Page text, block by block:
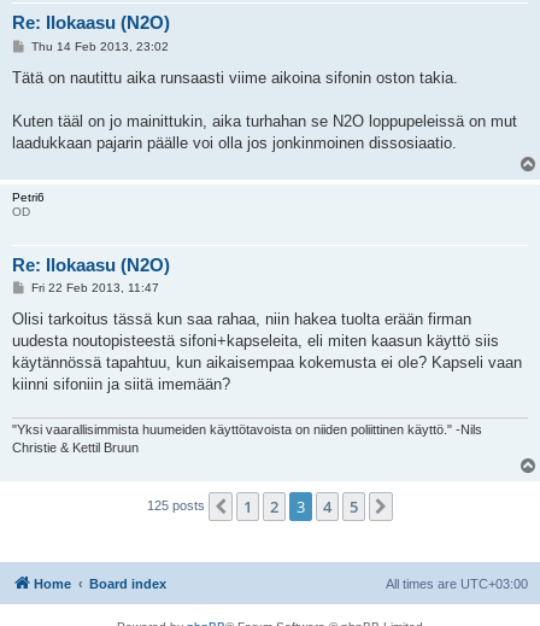
Re: Ilokaasu (N2O)
P
s
Thu 14 Feb 2013, 23:02
Tätä on nautittu aika runsaasti viime aikoina sifonin oston takia.
Kuten tääl on jo mainittukin, aika turhahan se N2O loppupeleissä on mut
laadukkaan pajarin päälle voi olla jos jonkinmoinen dissosiaatio.
Petri6
OD
Re: Ilokaasu (N2O)
P
s
Fri 22 Feb 2013, 11:47
Olisi tarkoitus tässä kun saa rahaa, niin hakea tuolta erään firman
uudesta noutopisteestä sifoni+kapseleita, eli miten kaasun käyttö siis
käytännössä tapahtuu, kun aikaisempaa kokemusta ei ole? Kapseli vaan
kiinni sifoniin ja siitä imemään?
"Yksi vaarallisimmista huumeiden käyttötavoista on niiden poliittinen käyttö." -Nils
Christie & Kettil Bruun
125 posts Previous
1 2 3 4 5
Home Board index All times are UTC+03:00